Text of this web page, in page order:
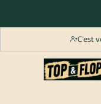
C'est